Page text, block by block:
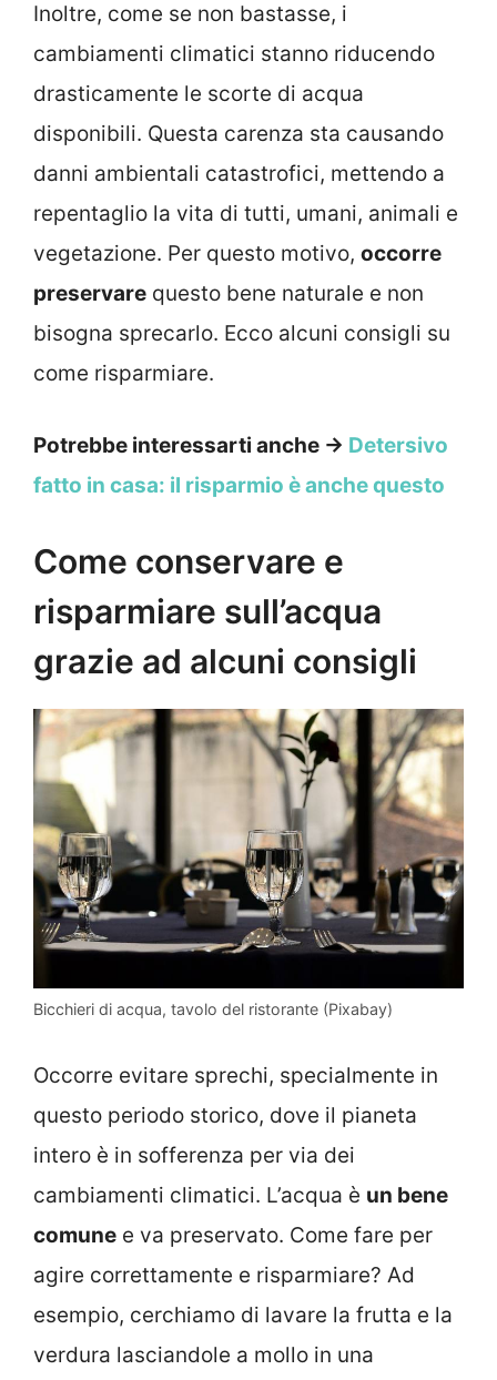
Inoltre, come se non bastasse, i
cambiamenti climatici stanno riducendo
drasticamente le scorte di acqua
disponibili. Questa carenza sta causando
danni ambientali catastrofici, mettendo a
repentaglio la vita di tutti, umani, animali e
vegetazione. Per questo motivo, occorre
preservare questo bene naturale e non
bisogna sprecarlo. Ecco alcuni consigli su
come risparmiare.
Potrebbe interessarti anche → Detersivo
fatto in casa: il risparmio è anche questo
Come conservare e
risparmiare sull’acqua
grazie ad alcuni consigli
Bicchieri di acqua, tavolo del ristorante (Pixabay)
Occorre evitare sprechi, specialmente in
questo periodo storico, dove il pianeta
intero è in sofferenza per via dei
cambiamenti climatici. L’acqua è un bene
comune e va preservato. Come fare per
agire correttamente e risparmiare? Ad
esempio, cerchiamo di lavare la frutta e la
verdura lasciandole a mollo in una